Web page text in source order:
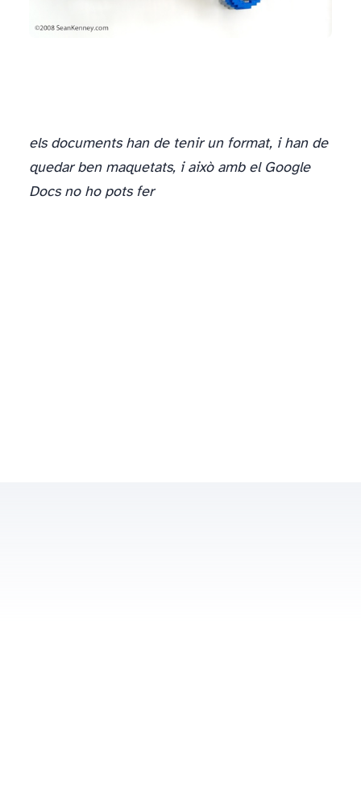
els documents han de tenir un format, i han de
quedar ben maquetats, i això amb el Google
Docs no ho pots fer